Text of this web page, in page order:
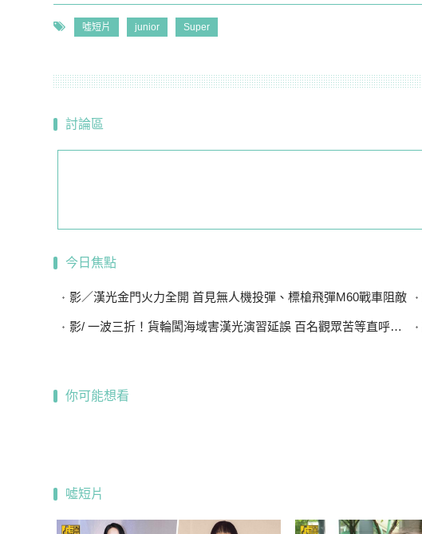
噓短片 junior Super
討論區
今日焦點
影／漢光金門火力全開 首見無人機投彈、標槍飛彈M60戰車阻敵
影/ 一波三折！貨輪闖海域害漢光演習延誤 百名觀眾苦等直呼可惜
你可能想看
噓短片